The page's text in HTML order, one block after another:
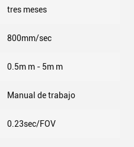
tres meses
800mm/sec
0.5m m - 5m m
Manual de trabajo
0.23sec/FOV